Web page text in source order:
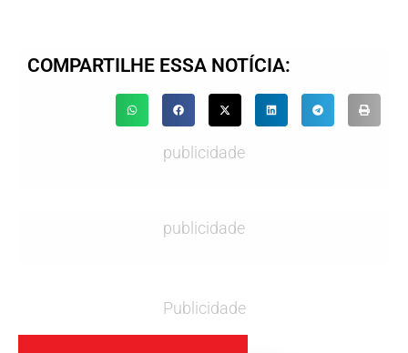
COMPARTILHE ESSA NOTÍCIA:
publicidade
publicidade
Publicidade